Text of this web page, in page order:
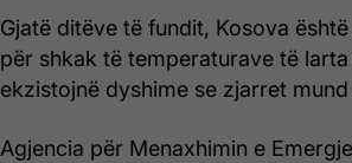
Gjatë ditëve të fundit, Kosova
për shkak të temperaturave të
ekzistojnë dyshime se zjarret
Agjencia për Menaxhimin e